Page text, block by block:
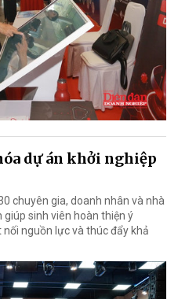
dự án khởi nghiệp
chuyên gia, doanh nhân và nhà
sinh viên hoàn thiện ý
nguồn lực và thúc đẩy khả